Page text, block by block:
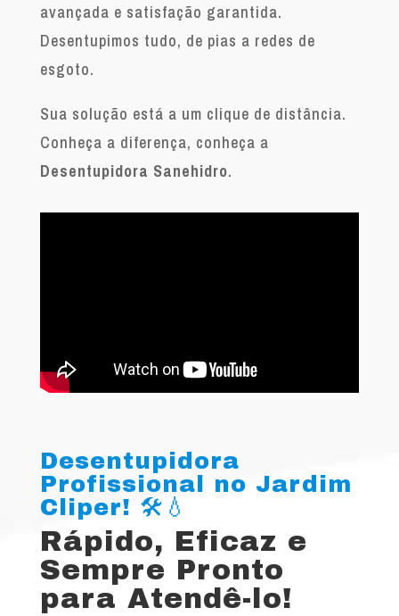
avançada e satisfação garantida.
Desentupimos tudo, de pias a redes de
esgoto.
Sua solução está a um clique de distância.
Conheça a diferença, conheça a
Desentupidora Sanehidro.
Desentupidora
Profissional no Jardim
Cliper! 🛠️💧
Rápido, Eficaz e
Sempre Pronto
para Atendê-lo!